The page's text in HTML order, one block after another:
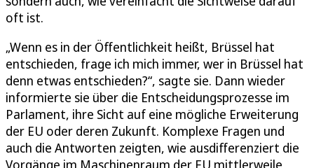
oft ist.
„Wenn es in der Öffentlichkeit heißt, Brüssel hat
entschieden, frage ich mich immer, wer in Brüssel hat
denn etwas entschieden?“, sagte sie. Dann wieder
informierte sie über die Entscheidungsprozesse im
Parlament, ihre Sicht auf eine mögliche Erweiterung
der EU oder deren Zukunft. Komplexe Fragen und
auch die Antworten zeigten, wie ausdifferenziert die
Vorgänge im Maschinenraum der EU mittlerweile